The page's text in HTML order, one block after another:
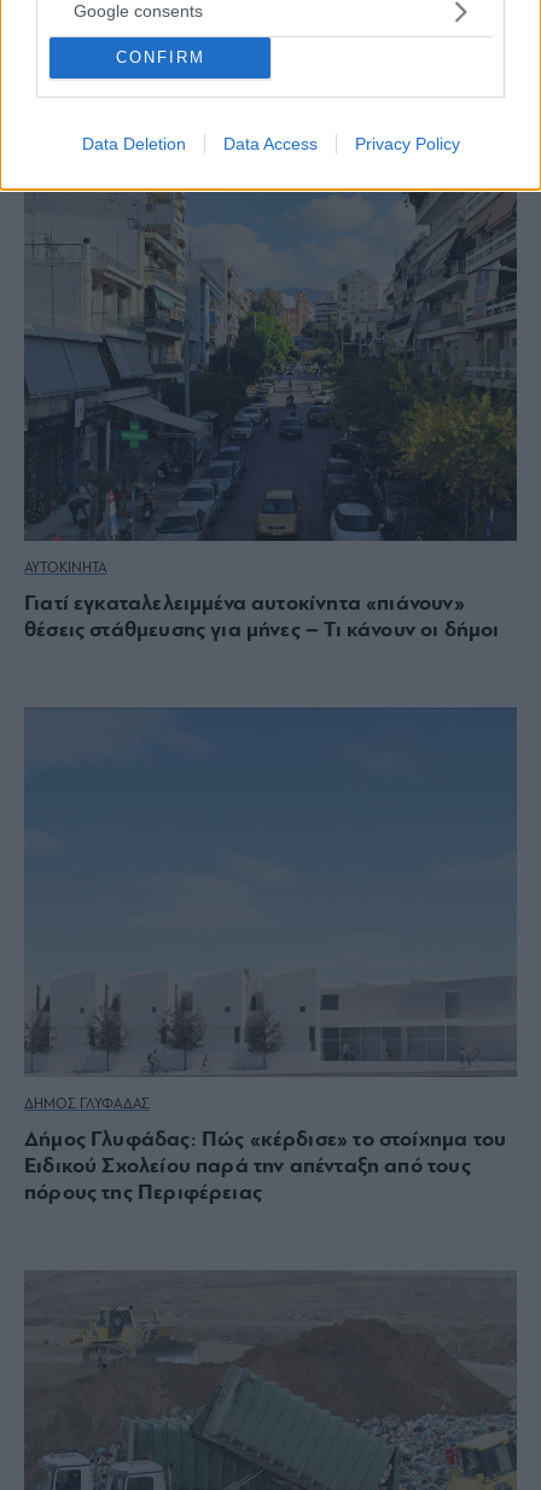
Google consents
CONFIRM
Data Deletion Data Access Privacy Policy
Άλσος Νέας Σμύρνης: Υπομονή έως τα τέλη του
Φλεβάρη
ΑΥΤΟΚΙΝΗΤΑ
Γιατί εγκαταλελειμμένα αυτοκίνητα «πιάνουν»
θέσεις στάθμευσης για μήνες – Τι κάνουν οι δήμοι
ΔΗΜΟΣ ΓΛΥΦΑΔΑΣ
Δήμος Γλυφάδας: Πώς «κέρδισε» το στοίχημα του
Ειδικού Σχολείου παρά την απένταξη από τους
πόρους της Περιφέρειας